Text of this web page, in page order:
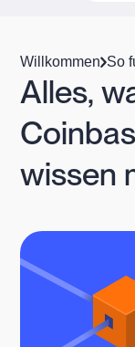
Willkommen So
Alles,
wissen